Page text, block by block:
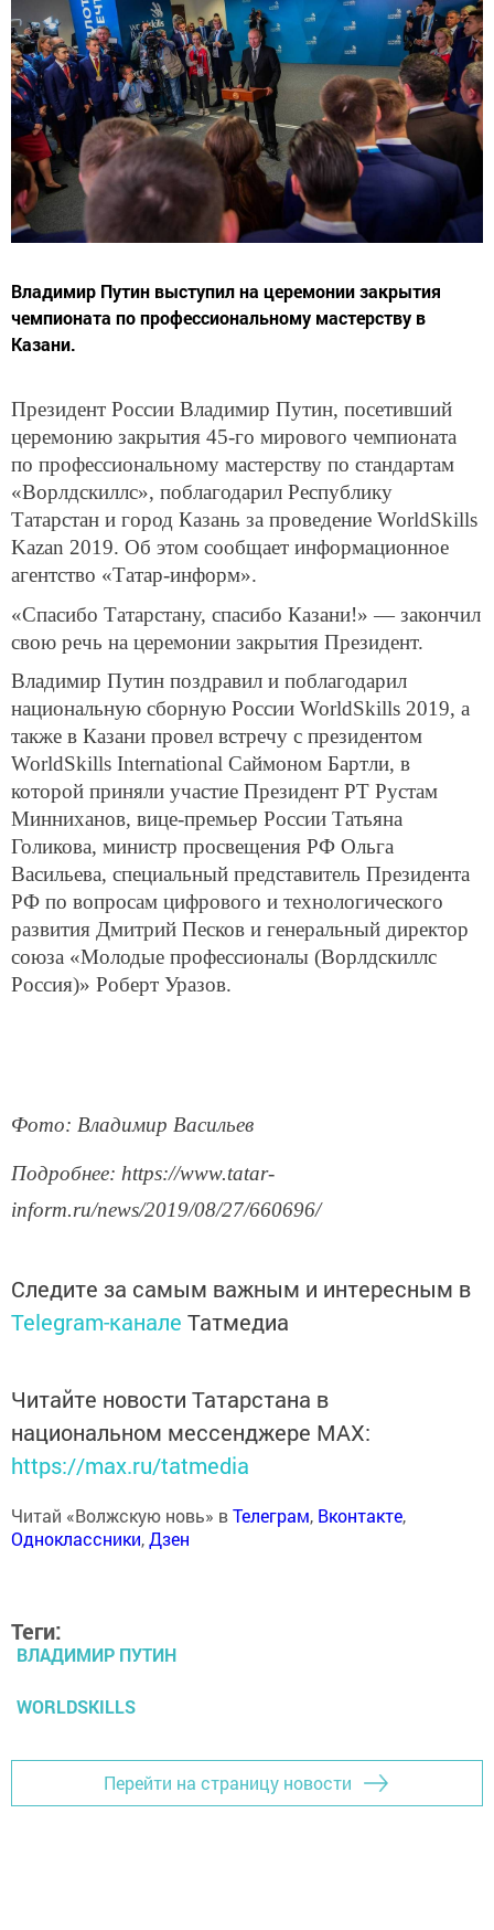
Владимир Путин выступил на церемонии закрытия
чемпионата по профессиональному мастерству в
Казани.
Президент России Владимир Путин, посетивший
церемонию закрытия 45-го мирового чемпионата
по профессиональному мастерству по стандартам
«Ворлдскиллс», поблагодарил Республику
Татарстан и город Казань за проведение WorldSkills
Kazan 2019. Об этом сообщает информационное
агентство «Татар-информ».
«Спасибо Татарстану, спасибо Казани!» — закончил
свою речь на церемонии закрытия Президент.
Владимир Путин поздравил и поблагодарил
национальную сборную России WorldSkills 2019, а
также в Казани провел встречу с президентом
WorldSkills International Саймоном Бартли, в
которой приняли участие Президент РТ Рустам
Минниханов, вице-премьер России Татьяна
Голикова, министр просвещения РФ Ольга
Васильева, специальный представитель Президента
РФ по вопросам цифрового и технологического
развития Дмитрий Песков и генеральный директор
союза «Молодые профессионалы (Ворлдскиллс
Россия)» Роберт Уразов.
Фото: Владимир Васильев
Подробнее: https://www.tatar-
inform.ru/news/2019/08/27/660696/
Следите за самым важным и интересным в
Telegram-канале Татмедиа
Читайте новости Татарстана в
национальном мессенджере MАХ:
https://max.ru/tatmedia
Читай «Волжскую новь» вТелеграм, Вконтакте,
Одноклассники,Дзен
Теги:
ВЛАДИМИР ПУТИН
WORLDSKILLS
Перейти на страницу новости